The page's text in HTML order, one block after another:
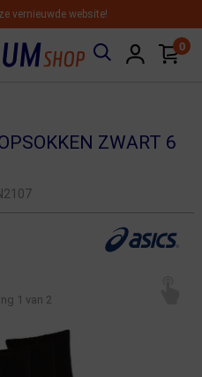
vernieuwde website!
0
ZWART 6
1 van 2